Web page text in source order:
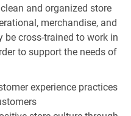
and organized store
merchandise, and
be cross-trained to work in
to support the needs of
experience practices